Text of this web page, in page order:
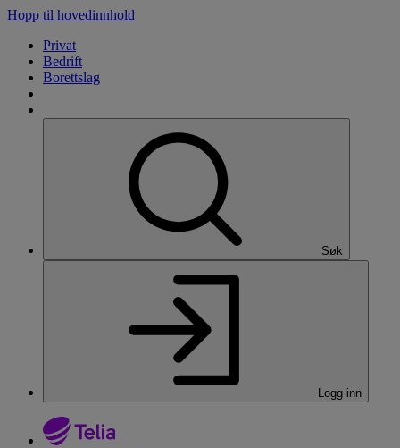
Hopp til hovedinnhold
Privat
Bedrift
Borettslag
Søk
Logg inn